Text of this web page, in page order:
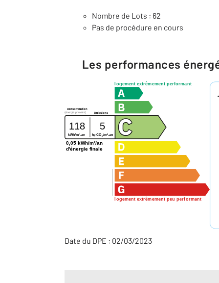
Nombre de Lots : 62
Pas de procédure en cours
Les performances
logement extrêmement performant
logement extrêmement peu performant
consommation
émissions
(énergie primaire)
118 5
kWh/m 2 .an kg CO2/m2 .an
0,05 kWh/m²/an
d'énergie finale
Date du DPE : 02/03/2023